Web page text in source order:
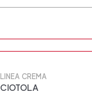
LINEA CREMA
CIOTOLA